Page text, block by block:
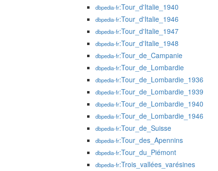
dbpedia-fr:Tour_d'Italie_1940
dbpedia-fr:Tour_d'Italie_1946
dbpedia-fr:Tour_d'Italie_1947
dbpedia-fr:Tour_d'Italie_1948
dbpedia-fr:Tour_de_Campanie
dbpedia-fr:Tour_de_Lombardie
dbpedia-fr:Tour_de_Lombardie_1936
dbpedia-fr:Tour_de_Lombardie_1939
dbpedia-fr:Tour_de_Lombardie_1940
dbpedia-fr:Tour_de_Lombardie_1946
dbpedia-fr:Tour_de_Suisse
dbpedia-fr:Tour_des_Apennins
dbpedia-fr:Tour_du_Piémont
dbpedia-fr:Trois_vallées_varésines